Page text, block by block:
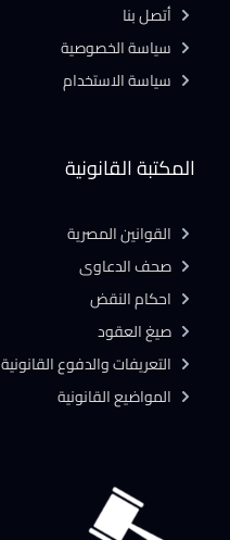
المكتبة القانونية
القوانين المصرية
صحف الدعاوى
احكام النقض
صيغ العقود
التعريفات والدفوع القانونية
المواضيع القانونية
أتصل بنا
سياسة الخصوصية
سياسة الاستخدام